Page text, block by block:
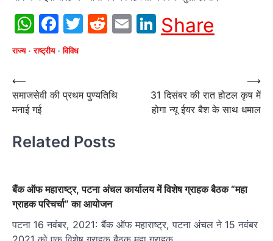
WhatsApp
Facebook
Twitter
Reddit
EmailLinkedIn
Share
राज्य राष्ट्रीय विविध
Post
navigation
⟵
समाजसेवी की प्रथम पुण्यतिथि
मनाई गई
31 दिसंबर की रात होटल कृष में
होगा न्यू ईयर बैश के साथ धमाल
⟶
Related Posts
बैंक ऑफ महाराष्ट्र, पटना अंचल कार्यालय में विशेष ग्राहक बैठक “महा
ग्राहक परिचर्चा” का आयोजन
पटना 16 नवंबर, 2021: बैंक ऑफ महाराष्ट्र, पटना अंचल ने 15 नवंबर